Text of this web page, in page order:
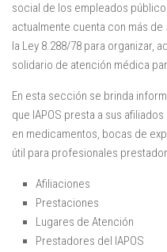
social de los empleados
actualmente cuenta con más
la Ley 8.288/78 para organizar,
solidario de atención médica
En esta sección se brinda
que IAPOS presta a sus
en medicamentos, bocas de
útil para profesionales
Afiliaciones
Prestaciones
Lugares de Atención
Prestadores del IAPOS